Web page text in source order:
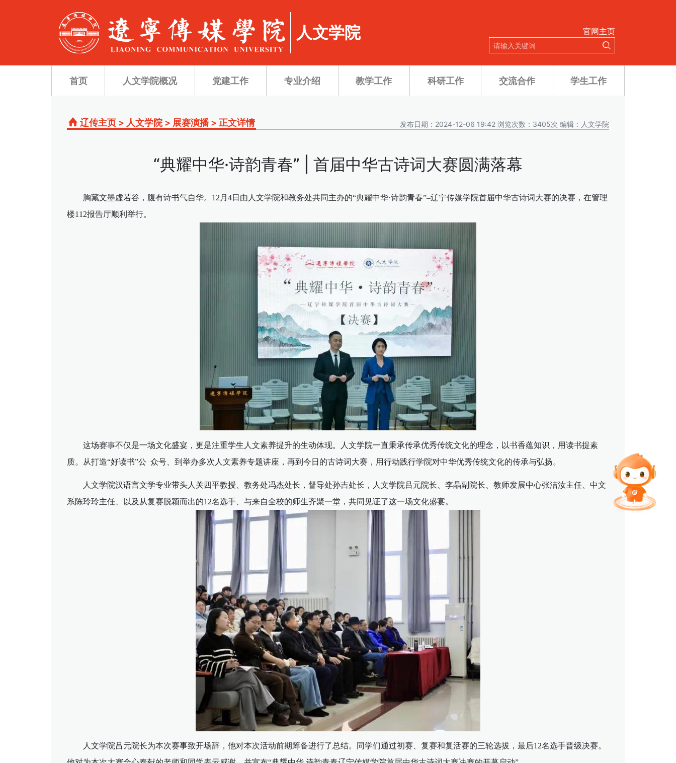
人文学院 官网主页
首页 人文学院概况 党建工作 专业介绍 教学工作 科研工作 交流合作 学生工作
辽传主页 > 人文学院 > 展赛演播 > 正文详情 发布日期：2024-12-06 19:42 浏览次数：3405次 编辑：人文学院
“典耀中华·诗韵青春” | 首届中华古诗词大赛圆满落幕
胸藏文墨虚若谷，腹有诗书气自华。12月4日由人文学院和教务处共同主办的“典耀中华·诗韵青春”–辽宁传媒学院首届中华古诗词大赛的决赛，在管理
楼112报告厅顺利举行。
这场赛事不仅是一场文化盛宴，更是注重学生人文素养提升的生动体现。人文学院一直秉承传承优秀传统文化的理念，以书香蕴知识，用读书提素
质。从打造“好读书”公 众号、到举办多次人文素养专题讲座，再到今日的古诗词大赛，用行动践行学院对中华优秀传统文化的传承与弘扬。
人文学院汉语言文学专业带头人关四平教授、教务处冯杰处长，督导处孙吉处长，人文学院吕元院长、李晶副院长、教师发展中心张洁汝主任、中文
系陈玲玲主任、以及从复赛脱颖而出的12名选手、与来自全校的师生齐聚一堂，共同见证了这一场文化盛宴。
人文学院吕元院长为本次赛事致开场辞，他对本次活动前期筹备进行了总结。同学们通过初赛、复赛和复活赛的三轮选拔，最后12名选手晋级决赛。